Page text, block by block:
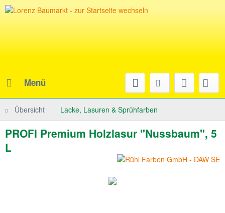
Menü
Übersicht Lacke, Lasuren & Sprühfarben
PROFI Premium Holzlasur "Nussbaum", 5
L